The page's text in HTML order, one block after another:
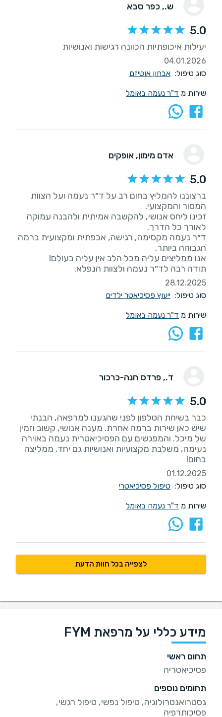
ש., כפר סבא
5.0
יעילות איכופתיות הכוונה רגישות ואנושיות
04.01.2026
סוג טיפול: אבחון אוטיזם
שירות מ ד"ר נעמה באומל
אדם מימון, אופקים
5.0
ברצוננו להמליץ בחום רב על ד״ר נעמה ועל הצוות
זכינו ליחס אנושי, להקשבה אמיתית ולהבנה עמוקה
ד״ר נעמה מקסימה, רגישה, אכפתית ומקצועית ברמה
תודה רבה לד״ר נעמה ולצוות הנפלא.
28.12.2025
סוג טיפול: ייעוץ פסיכיאטר ילדים
שירות מ ד"ר נעמה באומל
ד., פרדס חנה-כרכור
5.0
כבר בשיחת הטלפון לפני שהגענו למרפאה, הבנתי
שיש כאן שירות ברמה אחרת. מענה אנושי, קשוב וזמין
של מיכל. והמפגשים עם הפסיכיאטרית נעמה באוירה
נעימה, משלבת מקצועיות ואנושיות גם יחד. ממליצה
בחום!
01.12.2025
סוג טיפול: טיפול פסיכיאטרי
שירות מ ד"ר נעמה באומל
לצפייה בכל חוות הדעת
מידע כללי על מרפאת FYM
תחום ראשי
פסיכיאטריה
תחומים נוספים
גסטרואנטרולוגיה, טיפול נפשי, טיפול רגשי,
פסיכותרפיה